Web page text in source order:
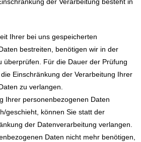
Ihrer bei uns gespeicherten
bestreiten, benötigen wir in der
überprüfen. Für die Dauer der Prüfung
Einschränkung der Verarbeitung Ihrer
zu verlangen.
Ihrer personenbezogenen Daten
geschieht, können Sie statt der
der Datenverarbeitung verlangen.
Daten nicht mehr benötigen,